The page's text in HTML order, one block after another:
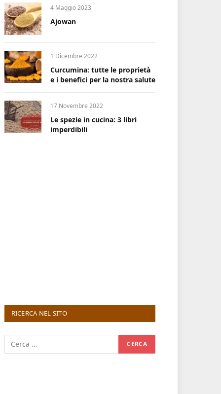
4 Maggio 2023
Ajowan
1 Dicembre 2022
Curcumina: tutte le proprietà
e i benefici per la nostra salute
17 Novembre 2022
Le spezie in cucina: 3 libri
imperdibili
RICERCA NEL SITO